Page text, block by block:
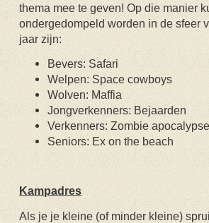
thema mee te geven! Op die manier
ondergedompeld worden in de sfeer
jaar zijn:
Bevers: Safari
Welpen: Space cowboys
Wolven: Maffia
Jongverkenners: Bejaarden
Verkenners: Zombie apocalypse
Seniors: Ex on the beach
Kampadres
Als je je kleine (of minder kleine)